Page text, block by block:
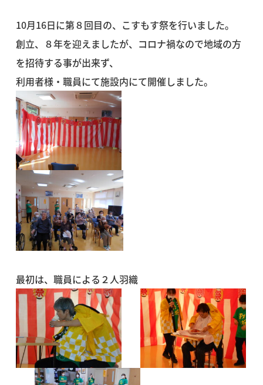
10月16日に第８回目の、こすもす祭を行いました。
創立、８年を迎えましたが、コロナ禍なので地域の方
を招待する事が出来ず、
利用者様・職員にて施設内にて開催しました。
最初は、職員による２人羽織